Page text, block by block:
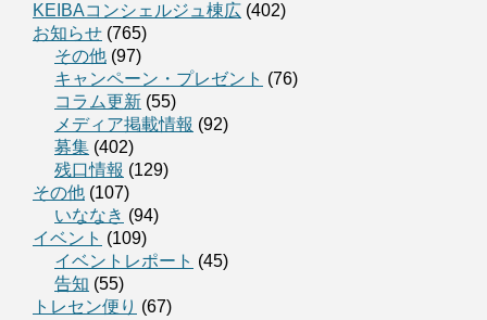
KEIBAコンシェルジュ棟広 (402)
お知らせ (765)
その他 (97)
キャンペーン・プレゼント (76)
コラム更新 (55)
メディア掲載情報 (92)
募集 (402)
残口情報 (129)
その他 (107)
いななき (94)
イベント (109)
イベントレポート (45)
告知 (55)
トレセン便り (67)